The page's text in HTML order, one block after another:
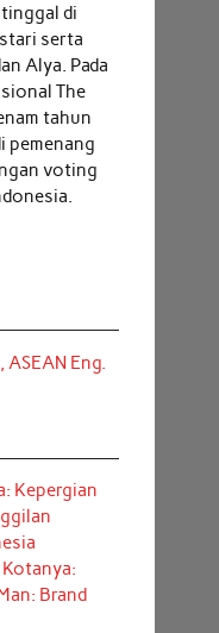
di
serta
Alya. Pada
The
tahun
pemenang
voting
Eng.
Kepergian
Brand